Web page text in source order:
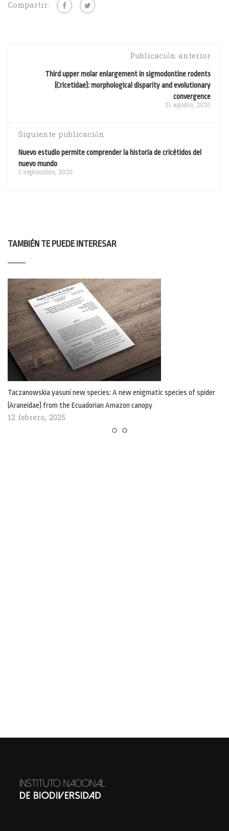
Compartir:
Publicación anterior
Third upper molar enlargement in sigmodontine rodents
(Cricetidae): morphological disparity and evolutionary
convergence
31 agosto, 2020
Siguiente publicación
Nuevo estudio permite comprender la historia de cricétidos del
nuevo mundo
1 septiembre, 2020
TAMBIÉN TE PUEDE INTERESAR
Taczanowskia yasuni new species: A new enigmatic species of spider
(Araneidae) from the Ecuadorian Amazon canopy
12 febrero, 2025